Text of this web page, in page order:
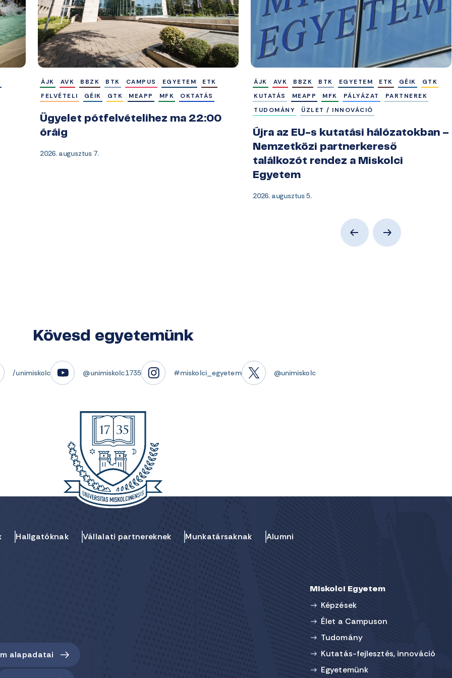
ÁJK AVK BBZK BTK CAMPUS EGYETEM
ETK
FELVÉTELI
GÉIK GTK MEAPP MFK OKTATÁS
Ügyelet pótfelvételihez ma 22:00
óráig
2026. augusztus 7.
ÁJK AVK BBZK BTK EGYETEM ETK GÉIK
GTK
KUTATÁS
MEAPP MFK PÁLYÁZAT
PARTNEREK
TUDOMÁNY
ÜZLET / INNOVÁCIÓ
Újra az EU-s kutatási hálózatokban –
Nemzetközi partnerkereső
találkozót rendez a Miskolci
Egyetem
2026. augusztus 5.
Kövesd egyetemünk
/unimiskolc @unimiskolc1735 #miskolci_egyetem @unimiskolc
Hallgatóknak Vállalati partnereknek Munkatársaknak Alumni
alapadatai
Miskolci Egyetem
Képzések
Élet a Campuson
Tudomány
Kutatás-fejlesztés, innováció
Egyetemünk